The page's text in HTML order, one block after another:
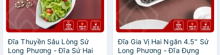
Đĩa Thuyền Sâu Lòng Sứ
Long Phương - Đĩa Sứ Hai
Đĩa Gia Vị Hai Ngăn 4.5'' Sứ
Long Phương - Đĩa Đựng